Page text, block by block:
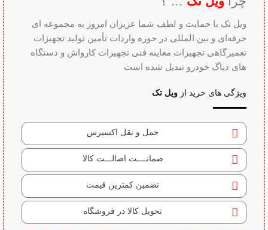
ویل تک با حمایت و لطف شما عزیزان امروز به مجموعه ای
حرفه‌ای و بین‌ المللی در حوزه واردات تأمین تولید تجهیزات
تعمیرگاهی تجهیزات معاینه فنی تجهیزات کارواش و دستگاه
های دیاگ خودرو تبدیل شده است
ویژگی های خرید از ویل تک
حمل و نقل اکسپرس
ضمانــــت اصالـــت کالا
تضمین کمترین قیمت
تحویل کالا در فروشگاه